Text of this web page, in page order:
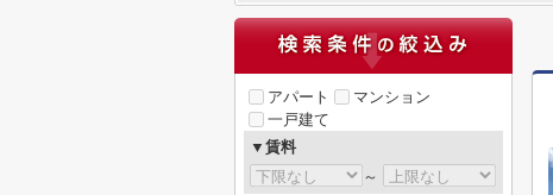
アパート
マンション
一戸建て
▼賃料
～